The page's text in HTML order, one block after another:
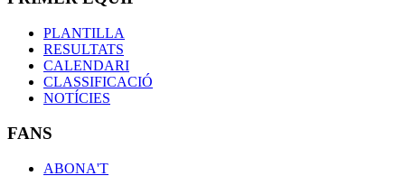
PLANTILLA
RESULTATS
CALENDARI
CLASSIFICACIÓ
NOTÍCIES
FANS
ABONA'T